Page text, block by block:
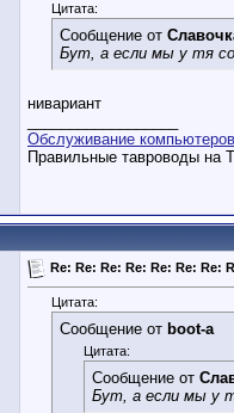
Цитата:
Сообщение от
Бут, а если мы у тя
нивариант
Обслуживание компьютеров
Правильные тавроводы на
Re: Re: Re: Re: Re: Re: Re:
Цитата:
Сообщение от boot-a
Цитата:
Сообщение от
Бут, а если мы у